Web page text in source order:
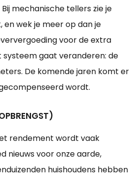
mechanische tellers zie je
wek je meer op dan je
voor de extra
gaat veranderen: de
De komende jaren komt er
wordt.
rendement wordt vaak
nieuws voor onze aarde,
huishoudens hebben